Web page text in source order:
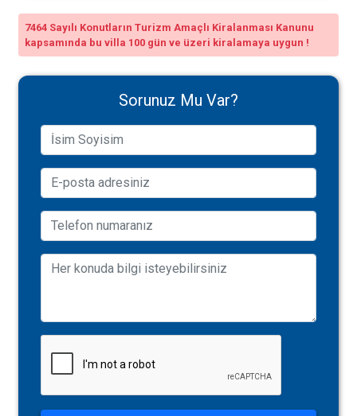
7464 Sayılı Konutların Turizm Amaçlı Kiralanması Kanunu
kapsamında bu villa 100 gün ve üzeri kiralamaya uygun !
Sorunuz Mu Var?